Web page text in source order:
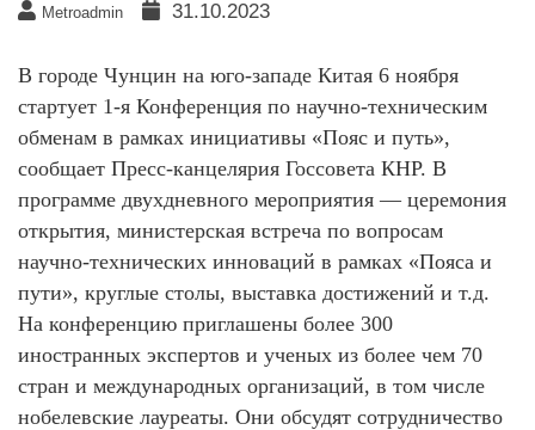
Metroadmin 31.10.2023
В городе Чунцин на юго-западе Китая 6 ноября
стартует 1-я Конференция по научно-техническим
обменам в рамках инициативы «Пояс и путь»,
сообщает Пресс-канцелярия Госсовета КНР. В
программе двухдневного мероприятия — церемония
открытия, министерская встреча по вопросам
научно-технических инноваций в рамках «Пояса и
пути», круглые столы, выставка достижений и т.д.
На конференцию приглашены более 300
иностранных экспертов и ученых из более чем 70
стран и международных организаций, в том числе
нобелевские лауреаты. Они обсудят сотрудничество